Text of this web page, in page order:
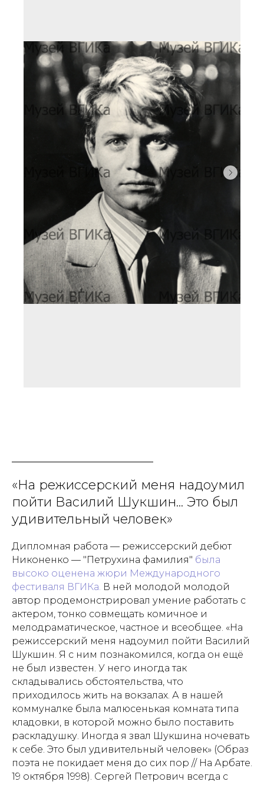
«На режиссерский меня надоумил
пойти Василий Шукшин... Это был
удивительный человек»
Дипломная работа — режиссерский дебют
Никоненко — "Петрухина фамилия" была
высоко оценена жюри Международного
фестиваля ВГИКа. В ней молодой молодой
автор продемонстрировал умение работать с
актером, тонко совмещать комичное и
мелодраматическое, частное и всеобщее. «На
режиссерский меня надоумил пойти Василий
Шукшин. Я с ним познакомился, когда он ещё
не был известен. У него иногда так
складывались обстоятельства, что
приходилось жить на вокзалах. А в нашей
коммуналке была малюсенькая комната типа
кладовки, в которой можно было поставить
раскладушку. Иногда я звал Шукшина ночевать
к себе. Это был удивительный человек» (Образ
поэта не покидает меня до сих пор // На Арбате.
19 октября 1998). Сергей Петрович всегда с